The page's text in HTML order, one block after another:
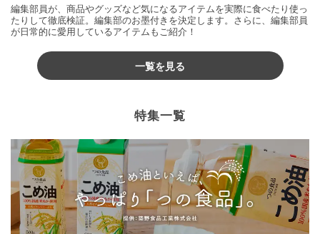
編集部員が、商品やグッズなど気になるアイテムを実際に食べたり使っ
たりして徹底検証。編集部のお墨付きを決定します。さらに、編集部員
が日常的に愛用しているアイテムもご紹介！
一覧を見る
特集一覧